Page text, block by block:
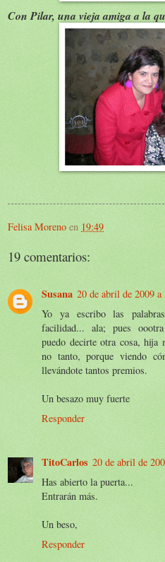
Con Pilar, una vieja amiga a la
Felisa Moreno en 19:49
19 comentarios:
Susana 20 de abril de 2009 a
Yo ya escribo las
facilidad... ala; pues
puedo decirte otra cosa, hija
no tanto, porque viendo
llevándote tantos premios.
Un besazo muy fuerte
Responder
TitoCarlos 20 de abril de
Has abierto la puerta...
Entrarán más.
Un beso,
Responder